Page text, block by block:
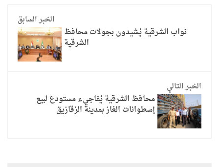
الخبر السابق
نواب الشرقية يُشيدون بجولات محافظ
الشرقية
الخبر التالي
محافظ الشرقية يُفاجيء مستودع لبيع
إسطوانات الغاز بمدينة الزقازيق